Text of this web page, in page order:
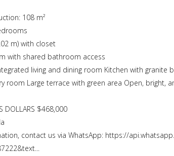
108 m²
m) with closet
with shared bathroom access
living and dining room Kitchen with granite
room Large terrace with green area Open, bright,
DOLLARS $468,000
contact us via WhatsApp: https://